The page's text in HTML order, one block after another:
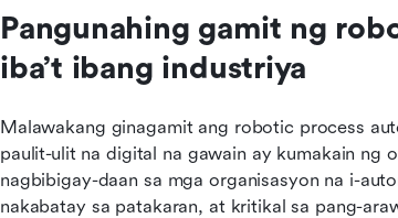
Pangunahing gamit ng
iba’t ibang industriya
Malawakang ginagamit ang robotic process
paulit-ulit na digital na gawain ay kumakain ng
nagbibigay-daan sa mga organisasyon na i-
nakabatay sa patakaran, at kritikal sa pang-